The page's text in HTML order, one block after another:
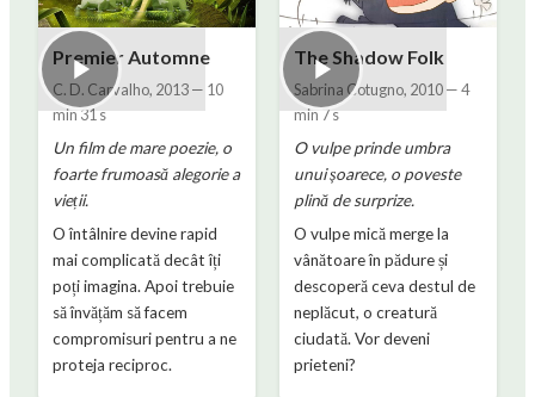
Premier Automne
C. D. Carvalho, 2013— 10
min 31 s
Un film de mare poezie, o
foarte frumoasă alegorie a
vieții.
O întâlnire devine rapid
mai complicată decât îți
poți imagina. Apoi trebuie
să învățăm să facem
compromisuri pentru a ne
proteja reciproc.
The Shadow Folk
Sabrina Cotugno, 2010—4
min 7 s
O vulpe prinde umbra
unui șoarece, o poveste
plină de surprize.
O vulpe mică merge la
vânătoare în pădure și
descoperă ceva destul de
neplăcut, o creatură
ciudată. Vor deveni
prieteni?